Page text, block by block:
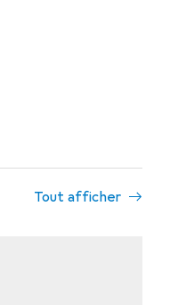
Tout afficher